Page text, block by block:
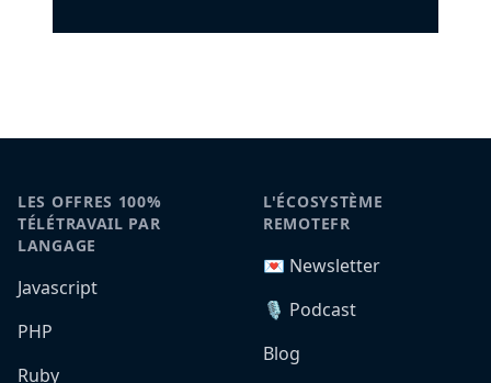
LES OFFRES 100%
TÉLÉTRAVAIL PAR
LANGAGE
Javascript
PHP
Ruby
L'ÉCOSYSTÈME
REMOTEFR
💌 Newsletter
🎙️ Podcast
Blog